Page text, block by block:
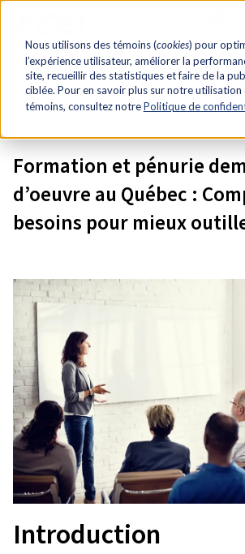
Nous utilisons des témoins (cookies) pour
l’expérience utilisateur, améliorer la
site, recueillir des statistiques et faire de la
ciblée. Pour en savoir plus sur notre utilisation
témoins, consultez notrePolitique de
Se connecter
Accueil
Recherche et analyse
Formation et pénurie demain-d’oeuvre au
Formation et pénurie
d’oeuvre au Québec :
besoins pour mieux
Introduction